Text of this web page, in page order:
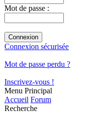
Mot de passe :
Connexion sécurisée
Mot de passe perdu ?
Inscrivez-vous !
Menu Principal
Accueil Forum
Recherche